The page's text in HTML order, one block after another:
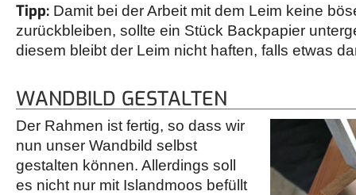
Tipp: Damit bei der Arbeit mit dem Leim keine
zurückbleiben, sollte ein Stück Backpapier
diesem bleibt der Leim nicht haften, falls etwas
WANDBILD GESTALTEN
Der Rahmen ist fertig, so dass wir
nun unser Wandbild selbst
gestalten können. Allerdings soll
es nicht nur mit Islandmoos befüllt